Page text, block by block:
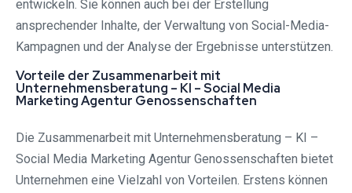
entwickeln. Sie können auch bei der Erstellung
ansprechender Inhalte, der Verwaltung von Social-Media-
Kampagnen und der Analyse der Ergebnisse unterstützen.
Vorteile der Zusammenarbeit mit
Unternehmensberatung – KI – Social Media
Marketing Agentur Genossenschaften
Die Zusammenarbeit mit Unternehmensberatung – KI –
Social Media Marketing Agentur Genossenschaften bietet
Unternehmen eine Vielzahl von Vorteilen. Erstens können